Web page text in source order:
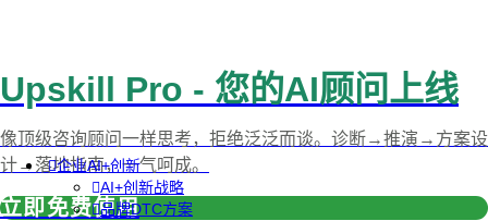
企业AI+创新
AI+创新战略
品牌DTC方案
Upskill Pro - 您的AI顾问上线
像顶级咨询顾问一样思考，拒绝泛泛而谈。诊断→推演→方案设
计→落地指南，一气呵成。
立即免费使用